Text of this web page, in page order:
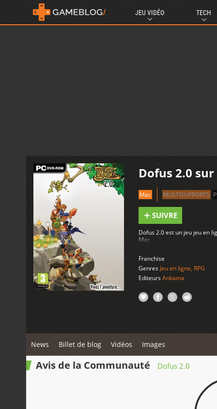
JEU VIDÉO TECH
Dofus 2.0
Mac MULTISUPPORTS
SUIVRE
Dofus 2.0 est un jeu jeu en
Mac
Franchise
Genres Jeu en ligne, RPG
EditeursAnkama
News Billet de blog Vidéos Images
Avis de la Communauté Dofus 2.0